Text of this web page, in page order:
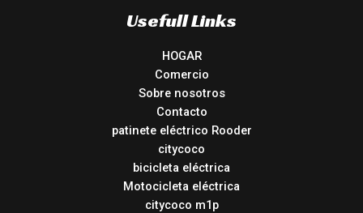
Usefull Links
HOGAR
Comercio
Sobre nosotros
Contacto
patinete eléctrico Rooder
citycoco
bicicleta eléctrica
Motocicleta eléctrica
citycoco m1p